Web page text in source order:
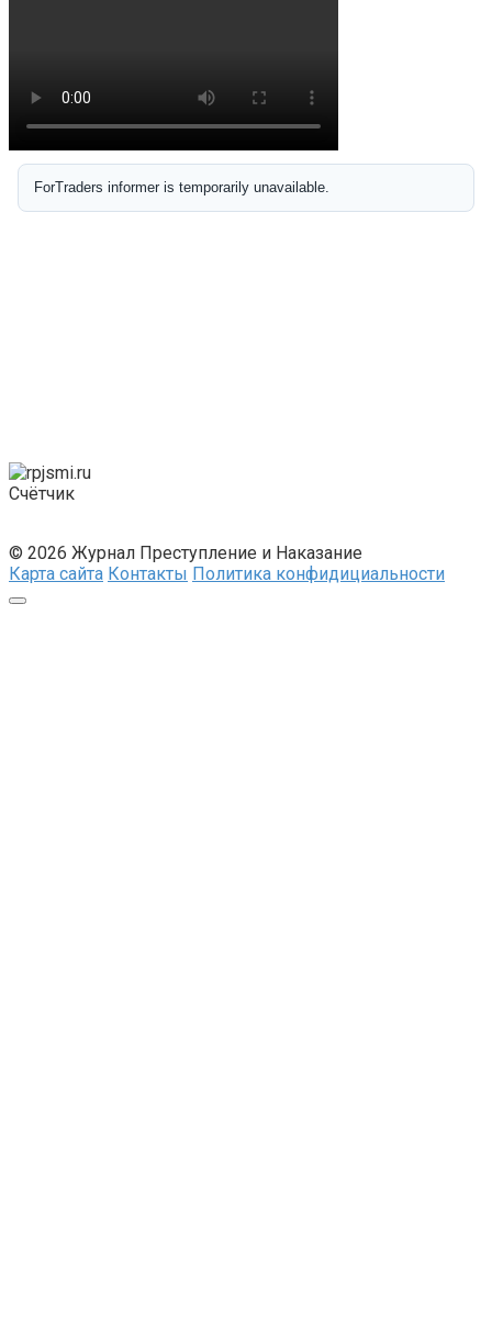
Счётчик
© 2026 Журнал Преступление и Наказание
Карта сайта Контакты Политика конфидициальности